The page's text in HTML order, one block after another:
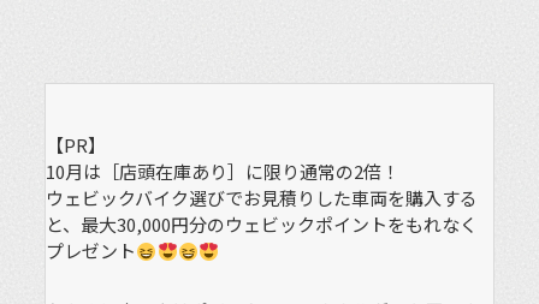
【PR】
10月は［店頭在庫あり］に限り通常の2倍！
ウェビックバイク選びでお見積りした車両を購入する
と、最大30,000円分のウェビックポイントをもれなく
プレゼント